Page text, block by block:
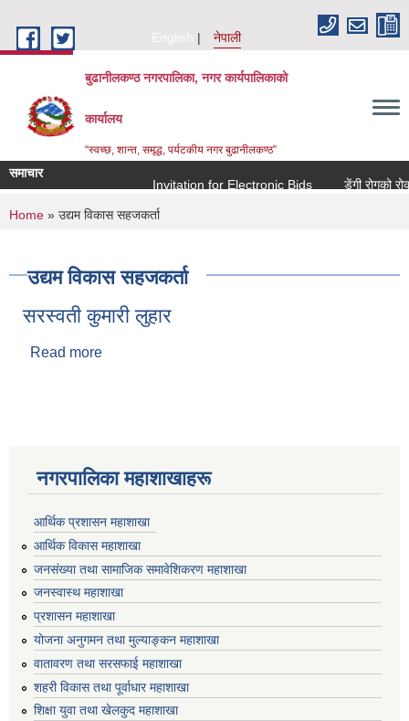
English
नेपाली
बुढानीलकण्ठ नगरपालिका, नगर कार्यपालिकाको
कार्यालय
“स्वच्छ, शान्त, समृद्ध, पर्यटकीय नगर बुढानीलकण्ठ”
समाचार
Invitation for Electronic Bids
डेंगी रोगको
You are here
Home » उद्यम विकास सहजकर्ता
उद्यम विकास सहजकर्ता
सरस्वती कुमारी लुहार
Read more
नगरपालिका महाशाखाहरू
आर्थिक प्रशासन महाशाखा
आर्थिक विकास महाशाखा
जनसंख्या तथा सामाजिक समावेशिकरण महाशाखा
जनस्वास्थ महाशाखा
प्रशासन महाशाखा
योजना अनुगमन तथा मुल्याङ्कन महाशाखा
वातावरण तथा सरसफाई महाशाखा
शहरी विकास तथा पूर्वाधार महाशाखा
शिक्षा युवा तथा खेलकुद महाशाखा